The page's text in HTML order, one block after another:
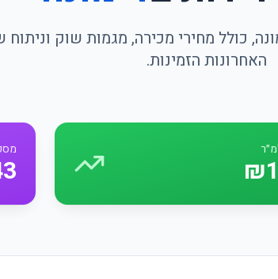
כולל מחירי מכירה, מגמות שוק
האחרונות הזמינות.